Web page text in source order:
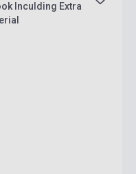
Inculding Extra